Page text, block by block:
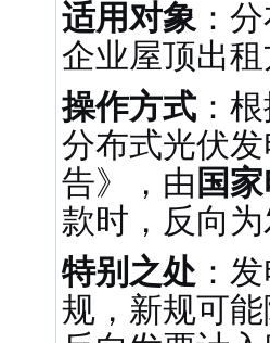
适用对象：
企业屋顶出
操作方式：
分布式光伏
告》，由 国
款时，反向
特别之处：
规，新规可